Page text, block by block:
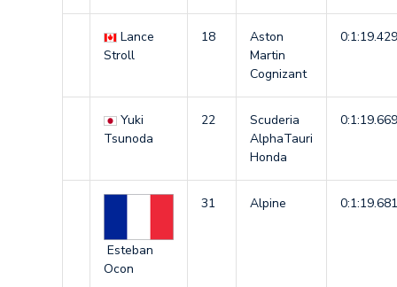
Lance
Stroll
18
Aston
Martin
Cognizant
0:1:19.429
Yuki
Tsunoda
22
Scuderia
AlphaTauri
Honda
0:1:19.669
Esteban
Ocon
31 Alpine 0:1:19.681